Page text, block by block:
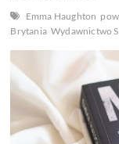
Emma Haughton
Brytania Wydawnictwo